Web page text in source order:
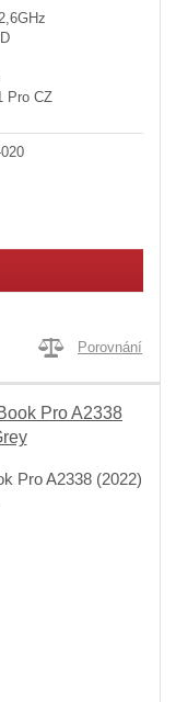
Pro CZ
Porovnání
Pro A2338